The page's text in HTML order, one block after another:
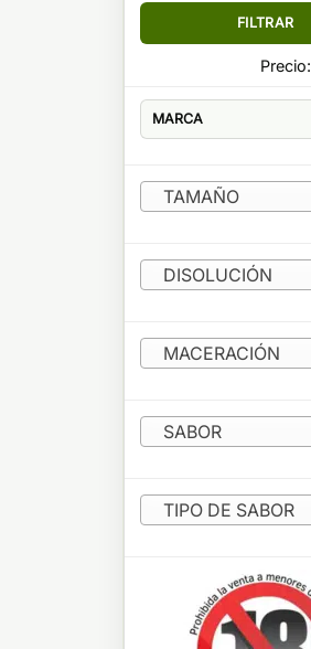
Precio
Precio
FILTRAR
Precio:
TAMAÑO
DISOLUCIÓN
MACERACIÓN
SABOR
TIPO DE SABOR